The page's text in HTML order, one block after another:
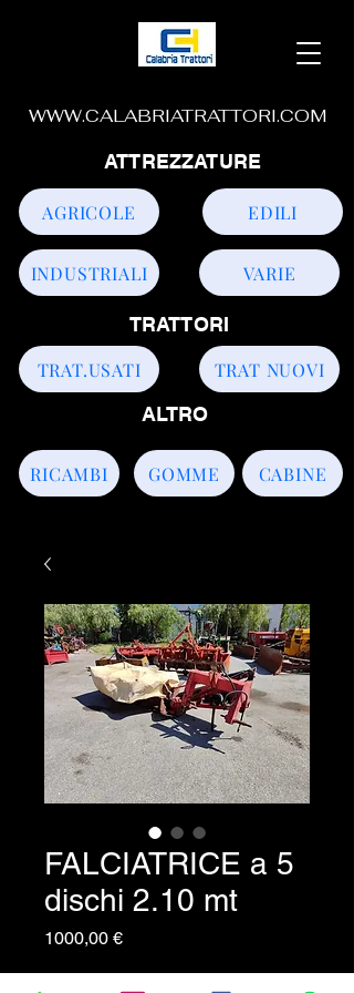
WWW.CALABRIATRATTORI.COM
TRAT.USATI TRAT NUOVI
INDUSTRIALI
AGRICOLE EDILI
VARIE
CABINE
GOMME
RICAMBI
ATTREZZATURE
TRATTORI
ALTRO
FALCIATRICE a 5
dischi 2.10 mt
1000,00 €Prezzo
FALCIATRICE A 5 DISCHI -